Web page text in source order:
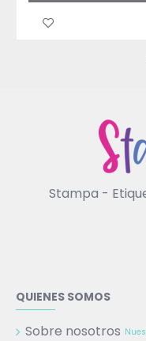
Stampa -
QUIENES SOMOS
Sobre nosotros